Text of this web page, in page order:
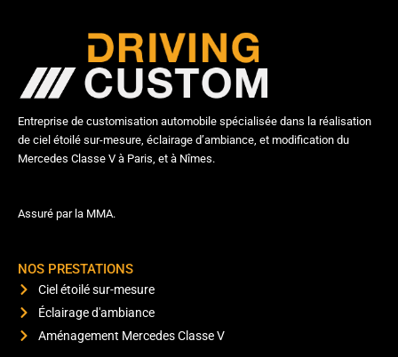
Entreprise de customisation automobile spécialisée dans la réalisation
de ciel étoilé sur-mesure, éclairage d’ambiance, et modification du
Mercedes Classe V à Paris, et à Nîmes.
Assuré par la MMA.
NOS PRESTATIONS
Ciel étoilé sur-mesure
Éclairage d'ambiance
Aménagement Mercedes Classe V